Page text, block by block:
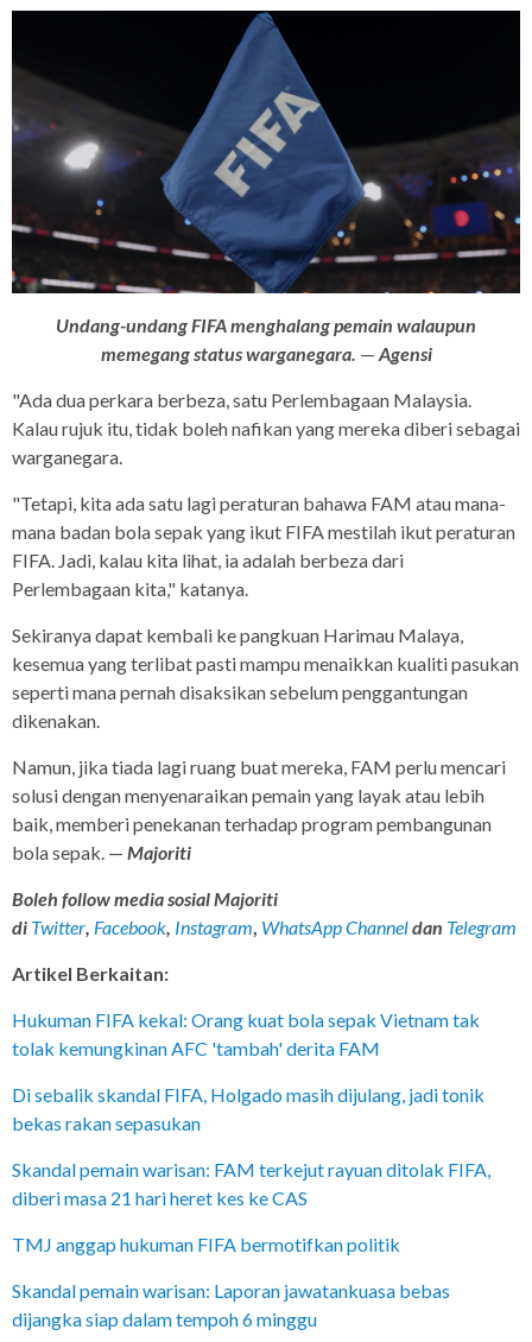
Undang-undang FIFA menghalang pemain walaupun
memegang status warganegara. — Agensi
"Ada dua perkara berbeza, satu Perlembagaan Malaysia.
Kalau rujuk itu, tidak boleh nafikan yang mereka diberi sebagai
warganegara.
"Tetapi, kita ada satu lagi peraturan bahawa FAM atau mana-
mana badan bola sepak yang ikut FIFA mestilah ikut peraturan
FIFA. Jadi, kalau kita lihat, ia adalah berbeza dari
Perlembagaan kita," katanya.
Sekiranya dapat kembali ke pangkuan Harimau Malaya,
kesemua yang terlibat pasti mampu menaikkan kualiti pasukan
seperti mana pernah disaksikan sebelum penggantungan
dikenakan.
Namun, jika tiada lagi ruang buat mereka, FAM perlu mencari
solusi dengan menyenaraikan pemain yang layak atau lebih
baik, memberi penekanan terhadap program pembangunan
bola sepak. — Majoriti
Boleh follow media sosial Majoriti
di Twitter, Facebook, Instagram, WhatsApp Channeldan Telegram
Artikel Berkaitan:
Hukuman FIFA kekal: Orang kuat bola sepak Vietnam tak
tolak kemungkinan AFC 'tambah' derita FAM
Di sebalik skandal FIFA, Holgado masih dijulang, jadi tonik
bekas rakan sepasukan
Skandal pemain warisan: FAM terkejut rayuan ditolak FIFA,
diberi masa 21 hari heret kes ke CAS
TMJ anggap hukuman FIFA bermotifkan politik
Skandal pemain warisan: Laporan jawatankuasa bebas
dijangka siap dalam tempoh 6 minggu